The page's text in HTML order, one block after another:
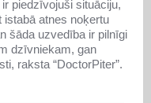
piedzīvojuši situāciju,
atnes noķertu
šāda uzvedība ir pilnīgi
dzīvniekam, gan
raksta “DoctorPiter”.